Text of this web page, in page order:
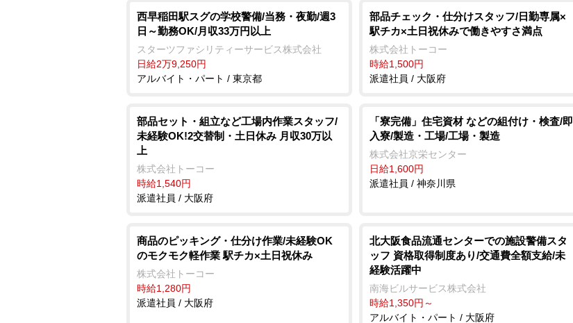
西早稲田駅スグの学校警備/当務・夜勤/週3
日～勤務OK/月収33万円以上
スターツファシリティーサービス株式会社
日給2万9,250円
アルバイト・パート / 東京都
部品チェック・仕分けスタッフ/日勤専属×
駅チカ×土日祝休みで働きやすさ満点
株式会社トーコー
時給1,500円
派遣社員 / 大阪府
部品セット・組立など工場内作業スタッフ/
未経験OK!2交替制・土日休み 月収30万以
上
株式会社トーコー
時給1,540円
派遣社員 / 大阪府
「寮完備」住宅資材 などの組付け・検査/即
入寮/製造・工場/工場・製造
株式会社京栄センター
日給1,600円
派遣社員 / 神奈川県
商品のピッキング・仕分け作業/未経験OK
のモクモク軽作業 駅チカ×土日祝休み
株式会社トーコー
時給1,280円
派遣社員 / 大阪府
北大阪食品流通センターでの施設警備スタ
ッフ 資格取得制度あり/交通費全額支給/未
経験活躍中
南海ビルサービス株式会社
時給1,350円～
アルバイト・パート / 大阪府